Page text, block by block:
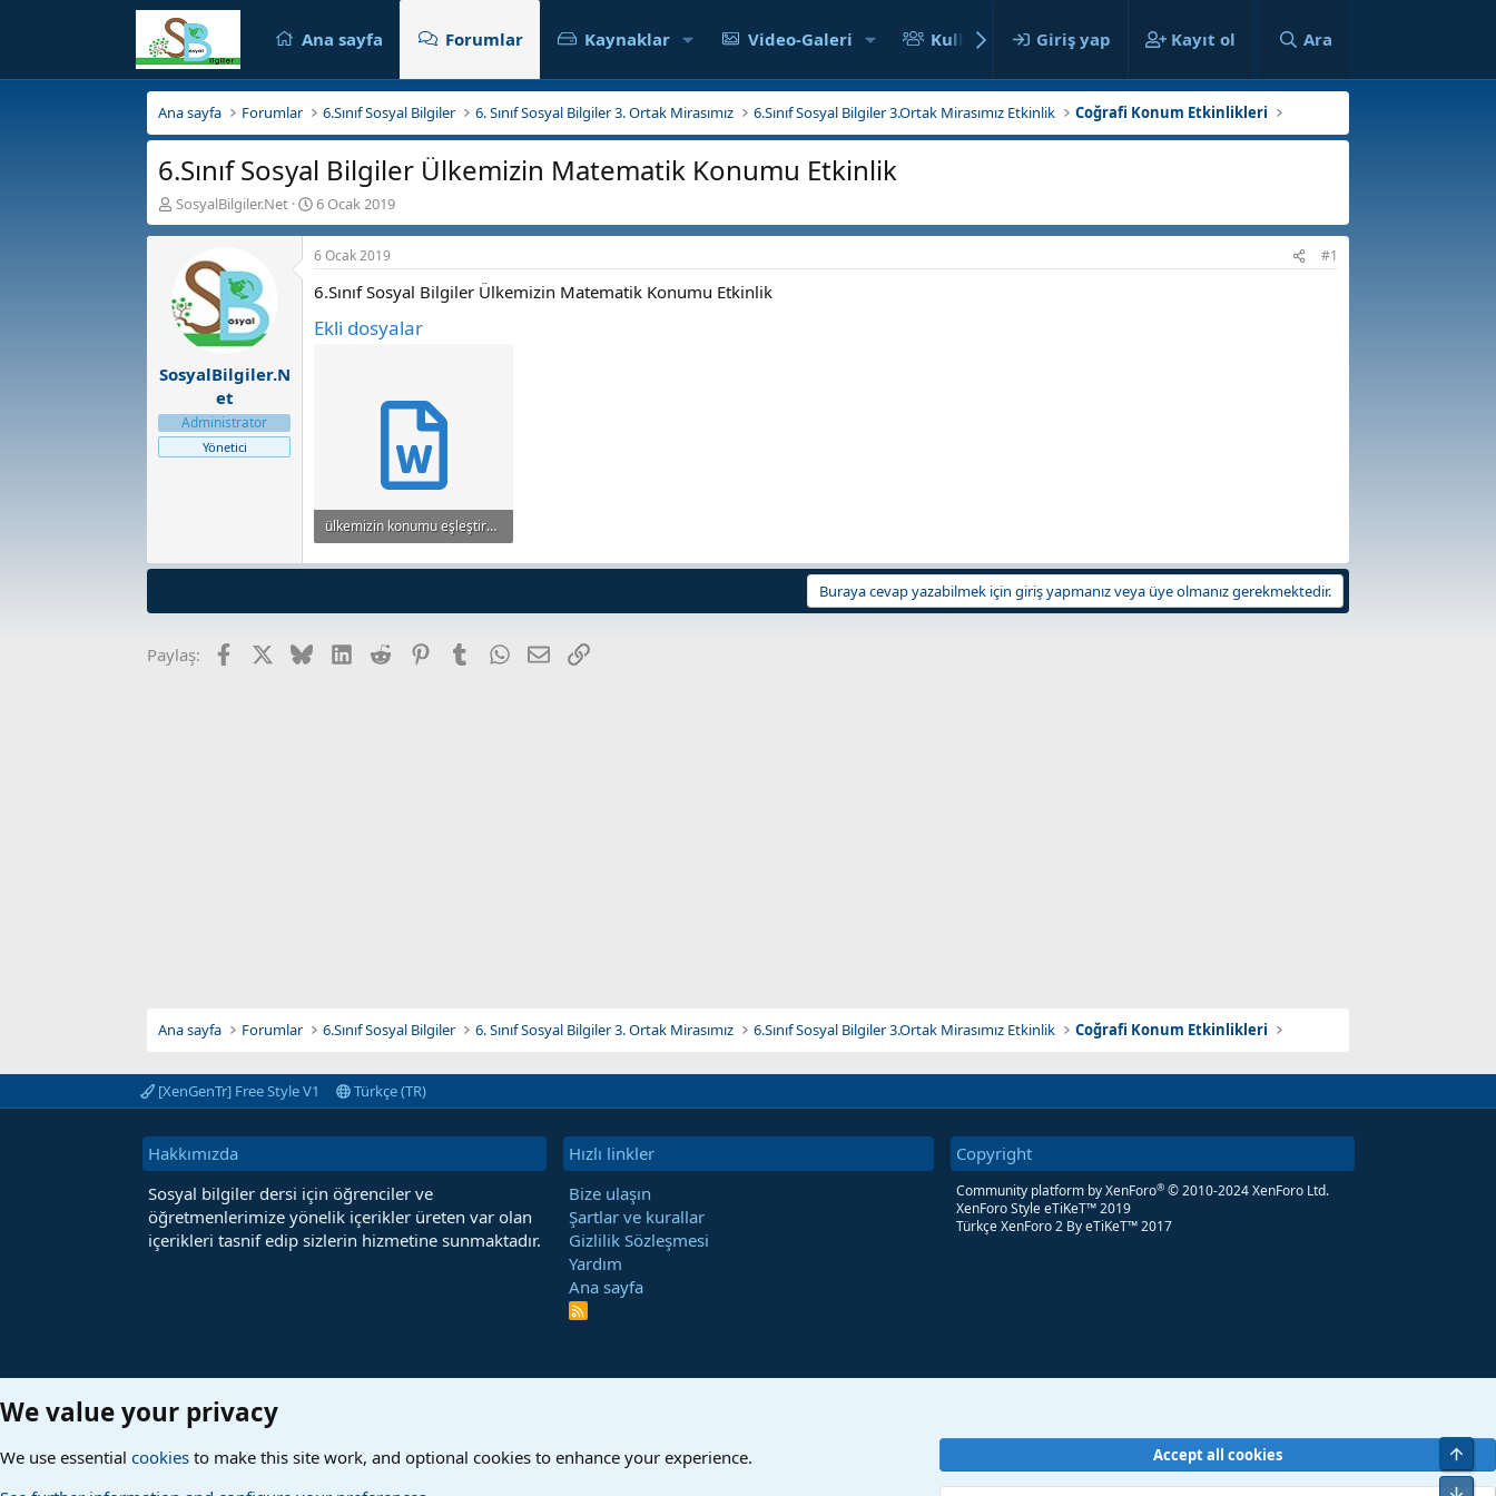
Ana sayfa Forumlar Kaynaklar Video-Galeri Kullanıcılar Giriş yap Kayıt ol Ara
Ana sayfa Forumlar 6.Sınıf Sosyal Bilgiler 6. Sınıf Sosyal Bilgiler 3. Ortak Mirasımız 6.Sınıf Sosyal Bilgiler 3.Ortak Mirasımız Etkinlik Coğrafi Konum Etkinlikleri
6.Sınıf Sosyal Bilgiler Ülkemizin Matematik Konumu Etkinlik
K
o
n
y
u
ş
a
t
a
SosyalBilgiler.Net
B
a
ş
l
a
n
g
6 Ocak 2019
SosyalBilgiler.N
et
Administrator
Yönetici
6 Ocak 2019 #1
6.Sınıf Sosyal Bilgiler Ülkemizin Matematik Konumu Etkinlik
Ekli dosyalar
ülkemizin konumu eşleştirme.docx
108.2 KB · Görüntüleme: 9
Buraya cevap yazabilmek için giriş yapmanız veya üye olmanız gerekmektedir.
Paylaş: Facebook BlueskyLinkedIn
Reddit PinterestTumblrWhatsApp
E-postaLink
Ana sayfa Forumlar 6.Sınıf Sosyal Bilgiler 6. Sınıf Sosyal Bilgiler 3. Ortak Mirasımız 6.Sınıf Sosyal Bilgiler 3.Ortak Mirasımız Etkinlik Coğrafi Konum Etkinlikleri
[XenGenTr] Free Style V1 Türkçe (TR)
Hakkımızda
Sosyal bilgiler dersi için öğrenciler ve
öğretmenlerimize yönelik içerikler üreten var olan
içerikleri tasnif edip sizlerin hizmetine sunmaktadır.
Hızlı linkler
Bize ulaşın
Şartlar ve kurallar
Gizlilik Sözleşmesi
Yardım
Ana sayfa
R
Copyright
Community platform by XenForo® © 2010-2024 XenForo Ltd.
XenForo Style eTiKeT™ 2019
Türkçe XenForo 2By eTiKeT™ 2017
We value your privacy
We use essential cookies to make this site work, and optional cookies to enhance your experience.
Accept all cookies
Alt